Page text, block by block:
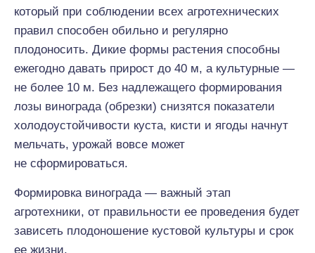
который при соблюдении всех агротехнических
правил способен обильно и регулярно
плодоносить. Дикие формы растения способны
ежегодно давать прирост до 40 м, а культурные —
не более 10 м. Без надлежащего формирования
лозы винограда (обрезки) снизятся показатели
холодоустойчивости куста, кисти и ягоды начнут
мельчать, урожай вовсе может
не сформироваться.
Формировка винограда — важный этап
агротехники, от правильности ее проведения будет
зависеть плодоношение кустовой культуры и срок
ее жизни.